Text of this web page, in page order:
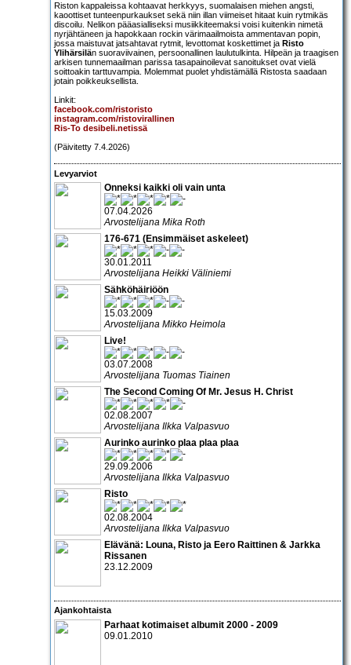
Riston kappaleissa kohtaavat herkkyys, suomalaisen miehen angsti,
kaoottiset tunteenpurkaukset sekä niin illan viimeiset hitaat kuin rytmikäs
discoilu. Nelikon pääasialliseksi musiikkiteemaksi voisi kuitenkin nimetä
nyrjähtäneen ja hapokkaan rockin värimaailmoista ammentavan popin,
jossa maistuvat jatsahtavat rytmit, levottomat koskettimet ja Risto
Ylihärsilän suoraviivainen, persoonallinen laulutulkinta. Hilpeän ja traagisen
arkisen tunnemaailman parissa tasapainoilevat sanoitukset ovat vielä
soittoakin tarttuvampia. Molemmat puolet yhdistämällä Ristosta saadaan
jotain poikkeuksellista.
Linkit:
facebook.com/ristoristo
instagram.com/ristovirallinen
Ris-To desibeli.netissä
(Päivitetty 7.4.2026)
Levyarviot
Onneksi kaikki oli vain unta
07.04.2026
Arvostelijana Mika Roth
176-671 (Ensimmäiset askeleet)
30.01.2011
Arvostelijana Heikki Väliniemi
Sähköhäiriöön
15.03.2009
Arvostelijana Mikko Heimola
Live!
03.07.2008
Arvostelijana Tuomas Tiainen
The Second Coming Of Mr. Jesus H. Christ
02.08.2007
Arvostelijana Ilkka Valpasvuo
Aurinko aurinko plaa plaa plaa
29.09.2006
Arvostelijana Ilkka Valpasvuo
Risto
02.08.2004
Arvostelijana Ilkka Valpasvuo
Elävänä: Louna, Risto ja Eero Raittinen & Jarkka
Rissanen
23.12.2009
Ajankohtaista
Parhaat kotimaiset albumit 2000 - 2009
09.01.2010